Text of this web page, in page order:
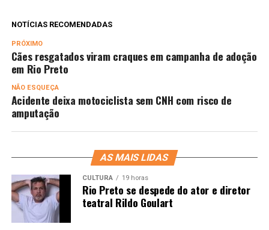
NOTÍCIAS RECOMENDADAS
PRÓXIMO
Cães resgatados viram craques em campanha de adoção
em Rio Preto
NÃO ESQUEÇA
Acidente deixa motociclista sem CNH com risco de
amputação
AS MAIS LIDAS
CULTURA 19 horas
Rio Preto se despede do ator e diretor
teatral Rildo Goulart